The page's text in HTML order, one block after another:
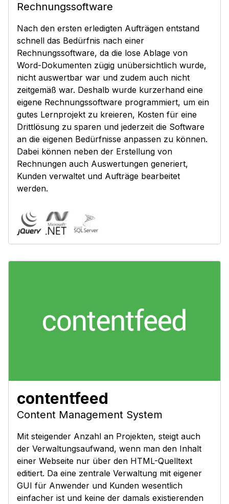
Rechnungssoftware
Nach den ersten erledigten Aufträgen entstand
schnell das Bedürfnis nach einer
Rechnungssoftware, da die lose Ablage von
Word-Dokumenten zügig unübersichtlich wurde,
nicht auswertbar war und zudem auch nicht
zeitgemäß war. Deshalb wurde kurzerhand eine
eigene Rechnungssoftware programmiert, um ein
gutes Lernprojekt zu kreieren, Kosten für eine
Drittlösung zu sparen und jederzeit die Software
an die eigenen Bedürfnisse anpassen zu können.
Dabei können neben der Erstellung von
Rechnungen auch Auswertungen generiert,
Kunden verwaltet und Aufträge bearbeitet
werden.
contentfeed
Content Management System
Mit steigender Anzahl an Projekten, steigt auch
der Verwaltungsaufwand, wenn man den Inhalt
einer Webseite nur über den HTML-Quelltext
editiert. Da eine zentrale Verwaltung mit eigener
GUI für Anwender und Kunden wesentlich
einfacher ist und keine der damals existierenden